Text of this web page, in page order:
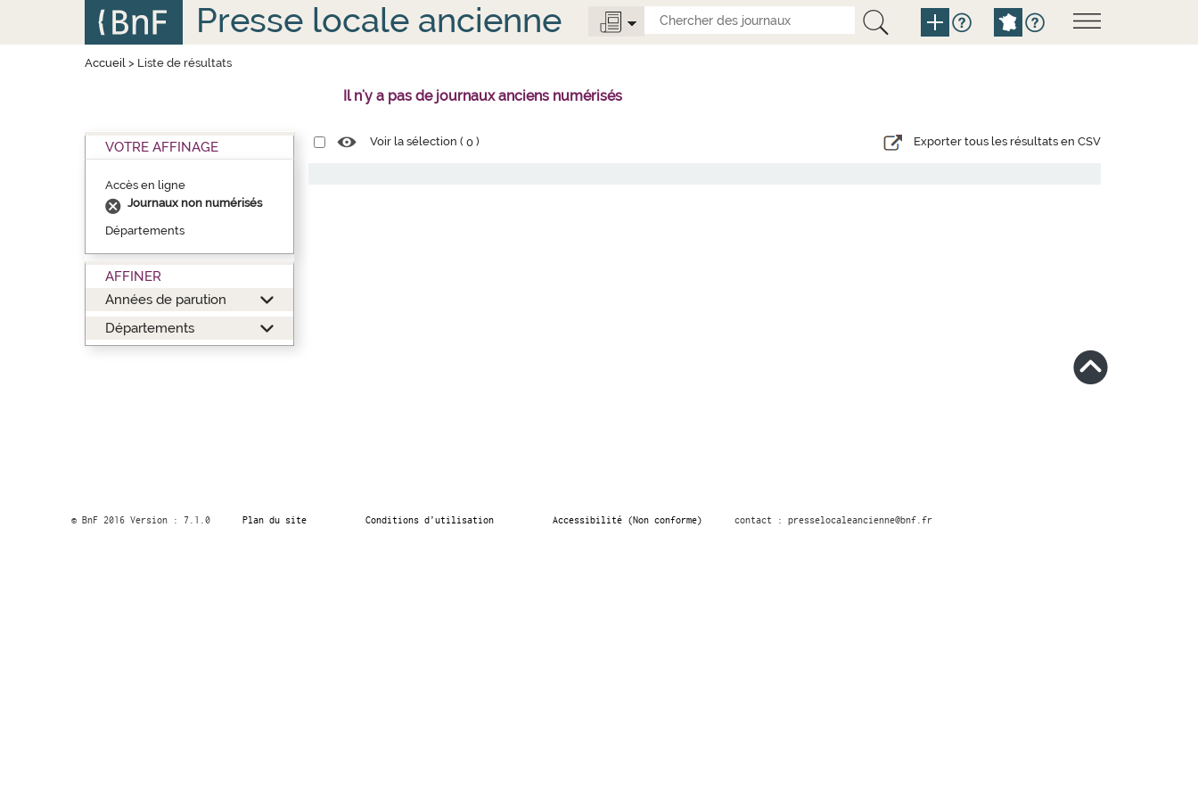
Presse locale ancienne
Accueil> Liste de résultats
Il n'y a pas de journaux anciens numérisés
VOTRE AFFINAGE
Accès en ligne
Journaux non numérisés
Départements
AFFINER
Années de parution
Départements
Voir la sélection (0 ) Exporter tous les résultats en CSV
© BnF 2016 Version : 7.1.0 Plan du site Conditions d’utilisation Accessibilité (Non conforme) contact : presselocaleancienne@bnf.fr
Panneau de gestion des cookies